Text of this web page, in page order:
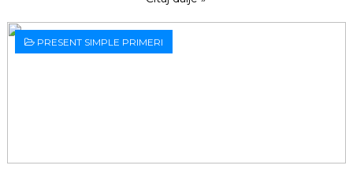
PRESENT SIMPLE PRIMERI